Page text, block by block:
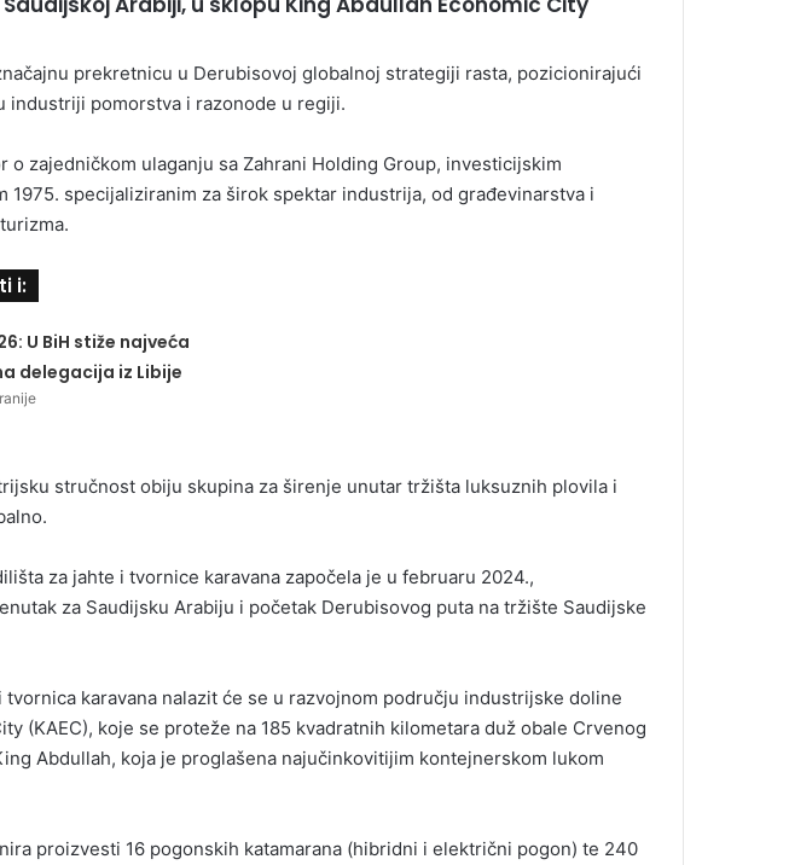
prekretnicu u Derubisovoj globalnoj strategiji rasta, pozicionirajući
industriji pomorstva i razonode u regiji.
o zajedničkom ulaganju sa Zahrani Holding Group, investicijskim
1975. specijaliziranim za širok spektar industrija, od građevinarstva i
i:
U BiH stiže najveća
delegacija iz Libije
stručnost obiju skupina za širenje unutar tržišta luksuznih plovila i
za jahte i tvornice karavana započela je u februaru 2024.,
za Saudijsku Arabiju i početak Derubisovog puta na tržište Saudijske
karavana nalazit će se u razvojnom području industrijske doline
(KAEC), koje se proteže na 185 kvadratnih kilometara duž obale Crvenog
Abdullah, koja je proglašena najučinkovitijim kontejnerskom lukom
proizvesti 16 pogonskih katamarana (hibridni i električni pogon) te 240